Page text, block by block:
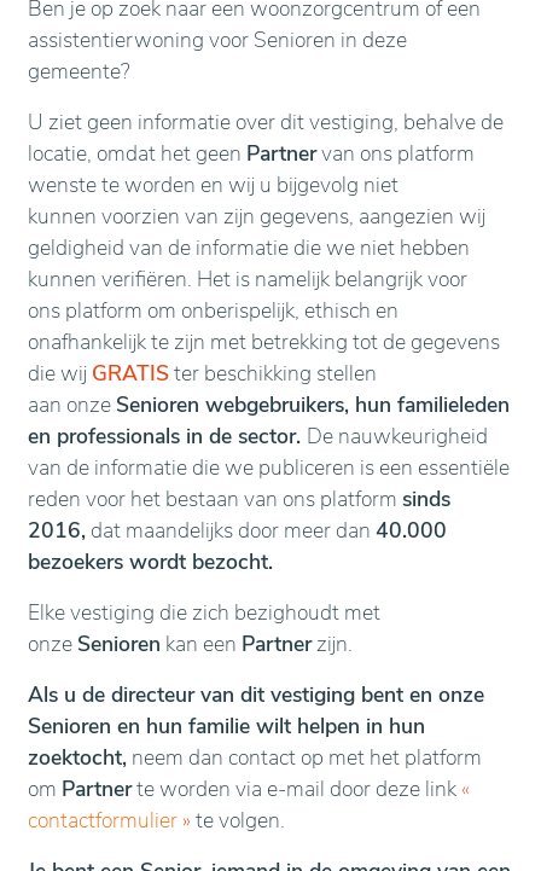
Ben je op zoek naar een woonzorgcentrum of een
assistentierwoning voor Senioren in deze
gemeente?
U ziet geen informatie over dit vestiging, behalve de
locatie, omdat het geen Partnervan ons platform
wenste te worden en wij u bijgevolg niet
kunnen voorzien van zijn gegevens, aangezien wij
geldigheid van de informatie die we niet hebben
kunnen verifiëren. Het is namelijk belangrijk voor
ons platform om onberispelijk, ethisch en
onafhankelijk te zijn met betrekking tot de gegevens
die wij GRATISter beschikking stellen
aan onze Senioren webgebruikers, hun familieleden
en professionals in de sector. De nauwkeurigheid
van de informatie die we publiceren is een essentiële
reden voor het bestaan van ons platform sinds
2016, dat maandelijks door meer dan 40.000
bezoekers wordt bezocht.
Elke vestiging die zich bezighoudt met
onze Senioren kan een Partnerzijn.
Als u de directeur van dit vestiging bent en onze
Senioren en hun familie wilt helpen in hun
zoektocht, neem dan contact op met het platform
om Partnerte worden via e-mail door deze link «
contactformulier » te volgen.